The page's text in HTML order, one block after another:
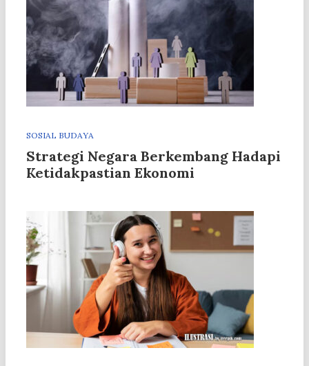
SOSIAL BUDAYA
Strategi Negara Berkembang Hadapi
Ketidakpastian Ekonomi